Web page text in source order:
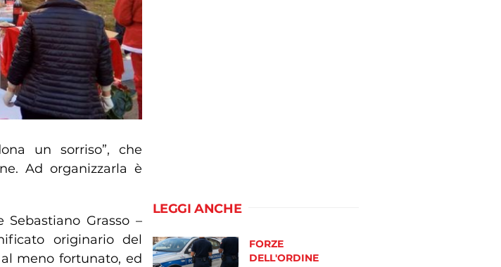
un sorriso”, che
Ad organizzarla è
Grasso –
originario del
meno fortunato, ed
LEGGI ANCHE
FORZE
DELL'ORDINE